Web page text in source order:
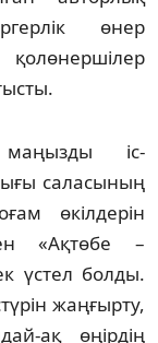
өнер
маңызды іс-
саласының
өкілдерін
«Ақтөбе –
үстел болды.
жаңғырту,
ақ өңірдің